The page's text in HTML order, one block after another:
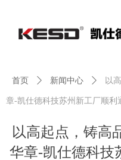
以高起点，铸高
华章-凯仕德科技
首页 ꄲ 新闻中心 ꄲ 以
章-凯仕德科技苏州新工厂顺